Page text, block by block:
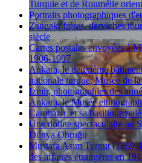
Turquie et de Roumélie
Portraits photographiques
Zangaki frères, derviches
siècle
Cartes postales envoyées à
1906-1907
Ankara, le deuxième
nationale turque, Musée de
Izmir, photographies des
Ankara, le Musée
Cambazlı et sa basilique
Une doline spectaculaire au
Dünya Obruğu
Mustafa Asım Turgut
des affaires étrangères en